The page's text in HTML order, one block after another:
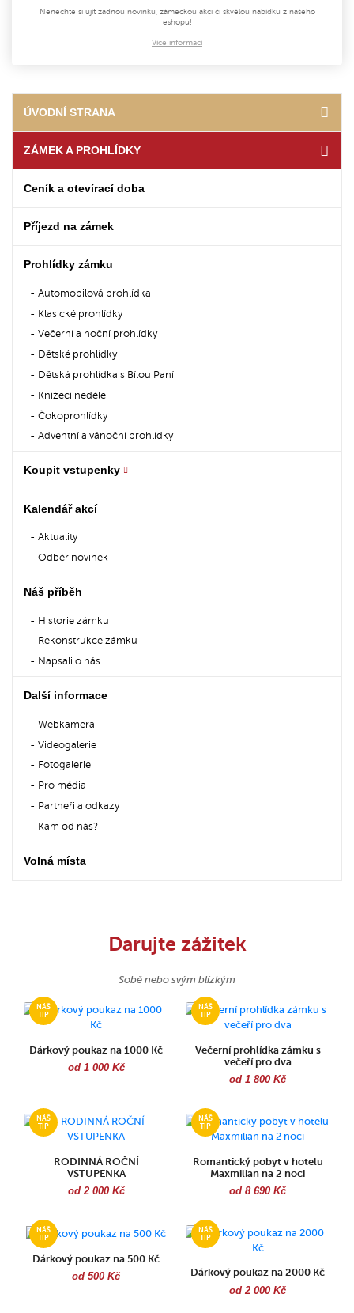
Nenechte si ujít žádnou novinku, zámeckou akci či skvělou nabídku z našeho
eshopu!
Více informací
ÚVODNÍ STRANA
ZÁMEK A PROHLÍDKY
Ceník a otevírací doba
Příjezd na zámek
Prohlídky zámku
Automobilová prohlídka
Klasické prohlídky
Večerní a noční prohlídky
Dětské prohlídky
Dětská prohlídka s Bílou Paní
Knížecí neděle
Čokoprohlídky
Adventní a vánoční prohlídky
Koupit vstupenky
Kalendář akcí
Aktuality
Odběr novinek
Náš příběh
Historie zámku
Rekonstrukce zámku
Napsali o nás
Další informace
Webkamera
Videogalerie
Fotogalerie
Pro média
Partneři a odkazy
Kam od nás?
Volná místa
Darujte zážitek
Sobě nebo svým blízkým
Dárkový poukaz na 1000 Kč
od 1 000 Kč
Večerní prohlídka zámku s
večeří pro dva
od 1 800 Kč
RODINNÁ ROČNÍ
VSTUPENKA
od 2 000 Kč
Romantický pobyt v hotelu
Maxmilian na 2 noci
od 8 690 Kč
Dárkový poukaz na 500 Kč
od 500 Kč
Dárkový poukaz na 2000 Kč
od 2 000 Kč